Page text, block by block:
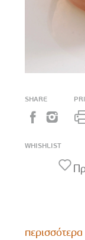
SHARE
WHISHLIST